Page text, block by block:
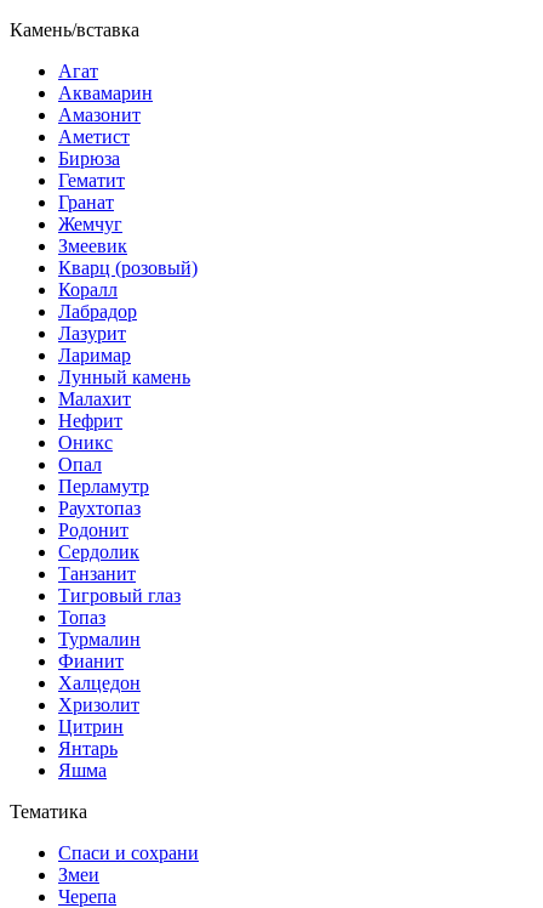
Камень/вставка
Агат
Аквамарин
Амазонит
Аметист
Бирюза
Гематит
Гранат
Жемчуг
Змеевик
Кварц (розовый)
Коралл
Лабрадор
Лазурит
Ларимар
Лунный камень
Малахит
Нефрит
Оникс
Опал
Перламутр
Раухтопаз
Родонит
Сердолик
Танзанит
Тигровый глаз
Топаз
Турмалин
Фианит
Халцедон
Хризолит
Цитрин
Янтарь
Яшма
Тематика
Спаси и сохрани
Змеи
Черепа